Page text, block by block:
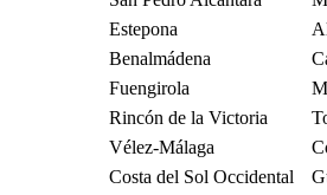
Estepona
Benalmádena
Fuengirola
Rincón de la Victoria
Vélez-Málaga
Costa del Sol Occidental